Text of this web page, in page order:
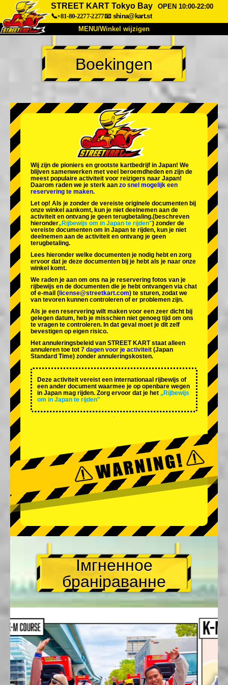
STREET KART Tokyo Bay
OPEN 10:00-22:00
📞+81-80-2277-2277📧 shina@kart.st
MENU/Winkel wijzigen
TOP
Over Specificaties Prijzen
Bedrijf Boekingen
Winkel wijzigen
Tokyo Shinagawa Tokyo Akihabara#1
Tokyo Akihabara#2
Tokyo Shibuya Annex Tokyo Bay
Tokyo Asakusa Osaka
Okinawa
Boekingen
Wij zijn de pioniers en grootste kartbedrijf in Japan! We
blijven samenwerken met veel beroemdheden en zijn de
meest populaire activiteit voor reizigers naar Japan!
Daarom raden we je sterk aan zo snel mogelijk een
reservering te maken.
Let op! Als je zonder de vereiste originele documenten bij
onze winkel aankomt, kun je niet deelnemen aan de
activiteit en ontvang je geen terugbetaling.(beschreven
hieronder„Rijbewijs om in Japan te rijden") zonder de
vereiste documenten om in Japan te rijden, kun je niet
deelnemen aan de activiteit en ontvang je geen
terugbetaling.
Lees hieronder welke documenten je nodig hebt en zorg
ervoor dat je deze documenten bij je hebt als je naar onze
winkel komt.
We raden je aan om ons na je reservering fotos van je
rijbewijs en de documenten die je hebt ontvangen via chat
of e-mail ( license@streetkart.com) te sturen, zodat we
van tevoren kunnen controleren of er problemen zijn.
Als je een reservering wilt maken voor een zeer dicht bij
gelegen datum, heb je misschien niet genoeg tijd om ons
te vragen te controleren. In dat geval moet je dit zelf
bevestigen op eigen risico.
Het annuleringsbeleid van STREET KART staat alleen
annuleren toe tot 7 dagen voor je activiteit (Japan
Standard Time) zonder annuleringskosten.
Deze activiteit vereist een internationaal rijbewijs of
een ander document waarmee je op openbare wegen
in Japan mag rijden. Zorg ervoor dat je het „Rijbewijs
om in Japan te rijden"
Імгненное
браніраванне